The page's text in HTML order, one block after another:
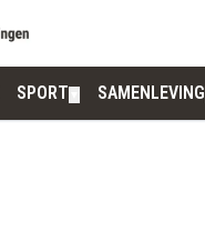
SPORT SAMENLEVING